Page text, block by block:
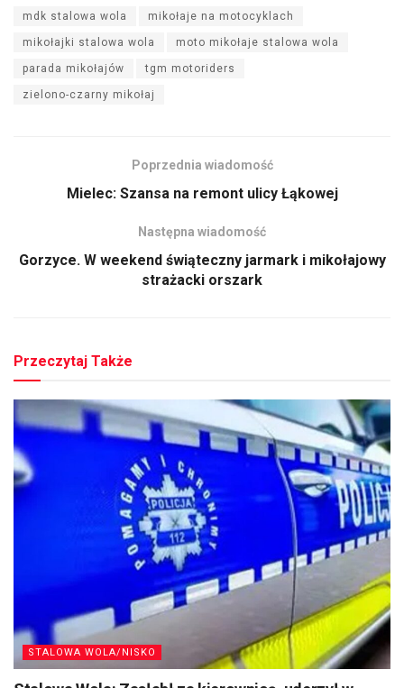
mdk stalowa wola mikołaje na motocyklach
mikołajki stalowa wola moto mikołaje stalowa wola
parada mikołajów tgm motoriders
zielono-czarny mikołaj
Poprzednia wiadomość
Mielec: Szansa na remont ulicy Łąkowej
Następna wiadomość
Gorzyce. W weekend świąteczny jarmark i mikołajowy
strażacki orszark
Przeczytaj Także
STALOWA WOLA/NISKO